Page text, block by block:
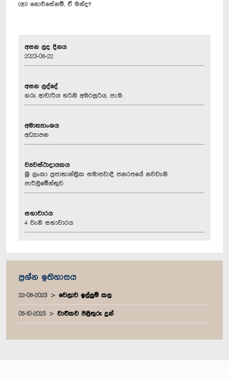
(ආ) නොඑසේනම්, ඒ මන්ද?
අසන ලද දිනය
2023-08-22
අසන ලද්දේ
ගරු ආචාර්ය හරිනි අමරසූරිය, පා.ම.
අමාත්‍යාංශය
අධ්‍යාපන
ව්‍යවස්ථාදායකය
ශ්‍රී ලංකා ප්‍රජාතාන්ත්‍රික සමාජවාදී ජනරජයේ නවවැනි
පාර්ලිමේන්තුව
සභාවාරය
4 වැනි සභාවාරය
ප්‍රශ්න ඉතිහාසය
22-08-2023 වෙලාව ඉල්ලුම් කල
05-10-2023 වාචිකව පිළිතුරු දුන්